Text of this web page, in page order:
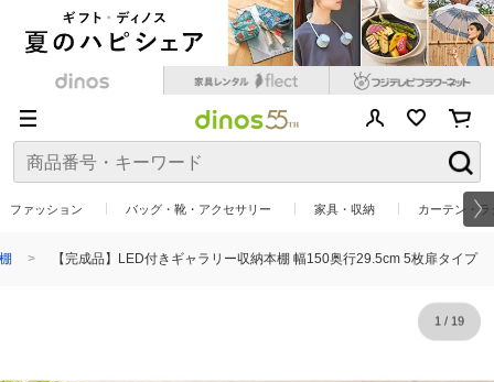
ファッション バッグ・靴・アクセサリー 家具・収納 カーテン・
【完成品】LED付きギャラリー収納本棚 幅150奥行29.5cm 5枚扉タイプ
1/ 19